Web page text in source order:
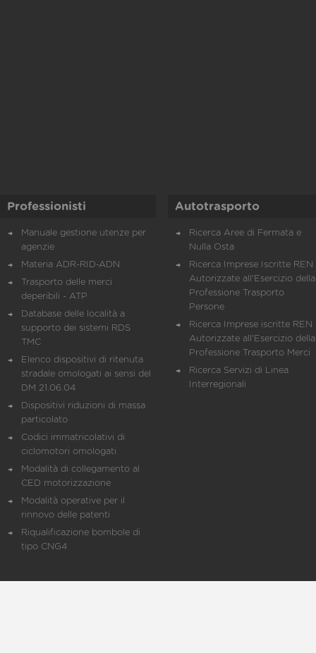
Professionisti
Manuale gestione utenze per
agenzie
Materia ADR-RID-ADN
Trasporto delle merci
deperibili - ATP
Database delle località a
supporto dei sistemi RDS
TMC
Elenco dispositivi di ritenuta
stradale omologati ai sensi del
DM 21.06.04
Dispositivi riduzioni di massa
particolato
Codici immatricolativi di
ciclomotori omologati
Modalità di collegamento al
CED motorizzazione
Modalità operative per il
rinnovo delle patenti
Riqualificazione bombole di
tipo CNG4
Autotrasporto
Ricerca Aree di Fermata e
Nulla Osta
Ricerca Imprese Iscritte REN
Autorizzate all'Esercizio della
Professione Trasporto
Persone
Ricerca Imprese iscritte REN
Autorizzate all'Esercizio della
Professione Trasporto Merci
Ricerca Servizi di Linea
Interregionali